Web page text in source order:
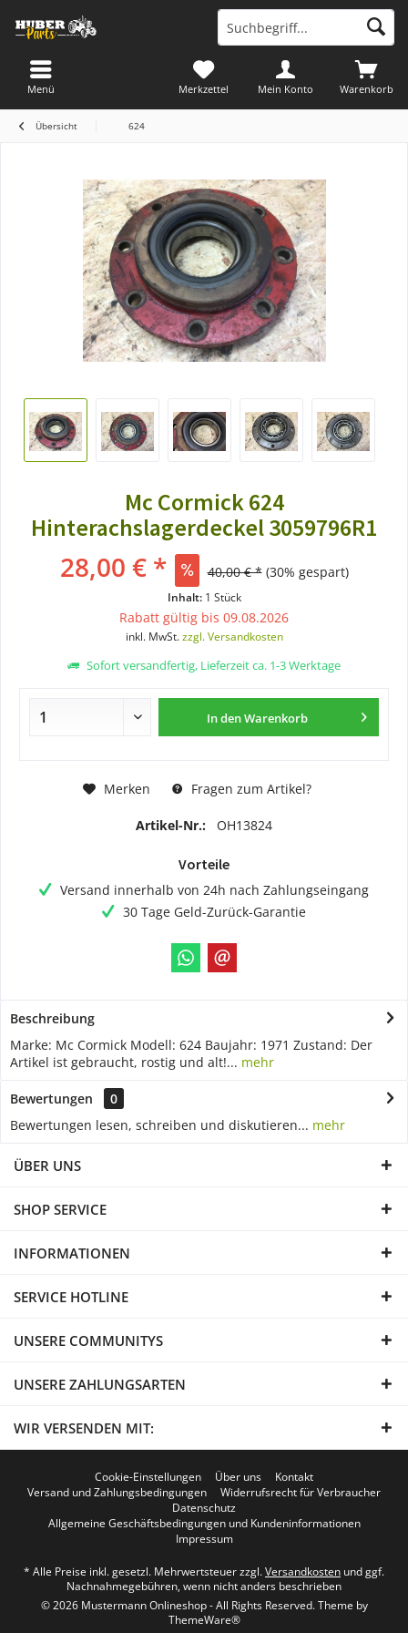
Warenkorb
Merkzettel Mein Konto
Menü
Übersicht 624
Mc Cormick 624
Hinterachslagerdeckel 3059796R1
28,00 € * 40,00 € * (30% gespart)
Inhalt: 1 Stück
Rabatt gültig bis 09.08.2026
inkl. MwSt.zzgl. Versandkosten
Sofort versandfertig, Lieferzeit ca. 1-3 Werktage
In denWarenkorb
Merken Fragen zum Artikel?
Artikel-Nr.: OH13824
Vorteile
Versand innerhalb von 24h nach Zahlungseingang
30 Tage Geld-Zurück-Garantie
Beschreibung
Marke: Mc Cormick Modell: 624 Baujahr: 1971 Zustand: Der
Artikel ist gebraucht, rostig und alt!... mehr
Bewertungen
0
Bewertungen lesen, schreiben und diskutieren... mehr
ÜBER UNS
SHOP SERVICE
INFORMATIONEN
SERVICE HOTLINE
UNSERE COMMUNITYS
UNSERE ZAHLUNGSARTEN
WIR VERSENDEN MIT:
Cookie-Einstellungen Über uns
Kontakt
Versand und Zahlungsbedingungen
Widerrufsrecht für Verbraucher
Datenschutz
Allgemeine Geschäftsbedingungen und Kundeninformationen
Impressum
* Alle Preise inkl. gesetzl. Mehrwertsteuer zzgl.Versandkosten und ggf.
Nachnahmegebühren, wenn nicht anders beschrieben
© 2026 Mustermann Onlineshop - All Rights Reserved. Theme by
ThemeWare®